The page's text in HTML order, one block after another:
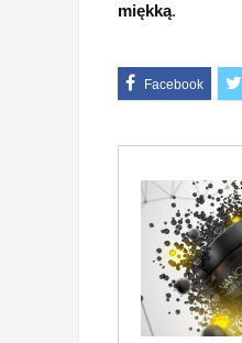
miękką.